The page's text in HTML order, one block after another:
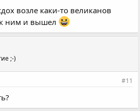
возле каки-то великанов
к ним и вышел
;-)
#11